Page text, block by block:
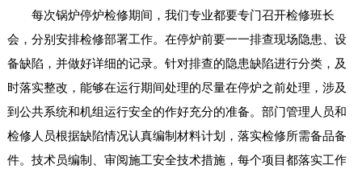
每次锅炉停炉检修期间，我们专业都要专门召开检修班长
会，分别安排检修部署工作。在停炉前要一一排查现场隐患、设
备缺陷，并做好详细的记录。针对排查的隐患缺陷进行分类，及
时落实整改，能够在运行期间处理的尽量在停炉之前处理，涉及
到公共系统和机组运行安全的作好充分的准备。部门管理人员和
检修人员根据缺陷情况认真编制材料计划，落实检修所需备品备
件。技术员编制、审阅施工安全技术措施，每个项目都落实工作